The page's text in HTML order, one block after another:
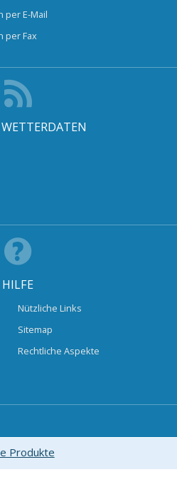
per E-Mail
per Fax
HILFE
Nützliche Links
Sitemap
Rechtliche Aspekte
Produkte